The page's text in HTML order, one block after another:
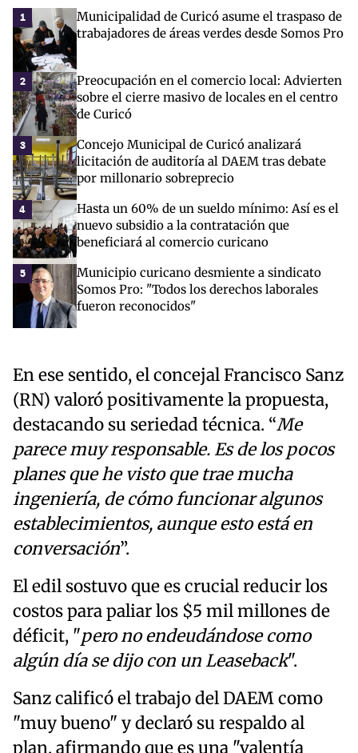
1
Municipalidad de Curicó asume el traspaso de
trabajadores de áreas verdes desde Somos Pro
2
Preocupación en el comercio local: Advierten
sobre el cierre masivo de locales en el centro
de Curicó
3
Concejo Municipal de Curicó analizará
licitación de auditoría al DAEM tras debate
por millonario sobreprecio
4
Hasta un 60% de un sueldo mínimo: Así es el
nuevo subsidio a la contratación que
beneficiará al comercio curicano
5
Municipio curicano desmiente a sindicato
Somos Pro: "Todos los derechos laborales
fueron reconocidos"
En ese sentido, el concejal Francisco Sanz
(RN) valoró positivamente la propuesta,
destacando su seriedad técnica. “Me
parece muy responsable. Es de los pocos
planes que he visto que trae mucha
ingeniería, de cómo funcionar algunos
establecimientos, aunque esto está en
conversación”.
El edil sostuvo que es crucial reducir los
costos para paliar los $5 mil millones de
déficit, "pero no endeudándose como
algún día se dijo con un Leaseback".
Sanz calificó el trabajo del DAEM como
"muy bueno" y declaró su respaldo al
plan, afirmando que es una "valentía